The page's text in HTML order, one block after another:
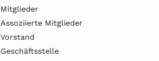
Mitglieder
Assoziierte Mitglieder
Vorstand
Geschäftsstelle